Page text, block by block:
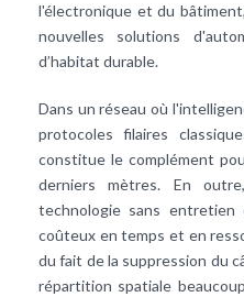
l'électronique et du
nouvelles solutions
d’habitat durable.
Dans un réseau où
protocoles filaires
constitue le complément
derniers mètres. En
technologie sans
coûteux en temps et en
du fait de la suppression du
répartition spatiale